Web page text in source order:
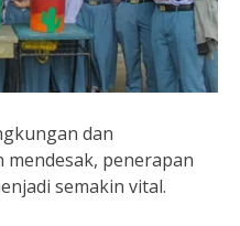
dan
penerapan
semakin vital.